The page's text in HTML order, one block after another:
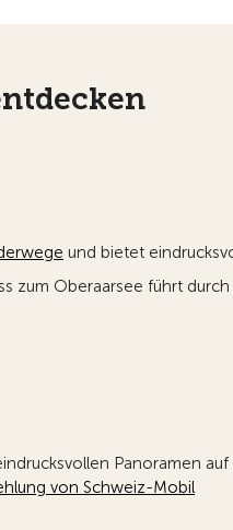
und bietet
zum Oberaarsee führt
Panoramen
von Schweiz-Mobil